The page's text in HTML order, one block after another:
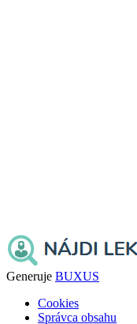
Generuje BUXUS
Cookies
Správca obsahu